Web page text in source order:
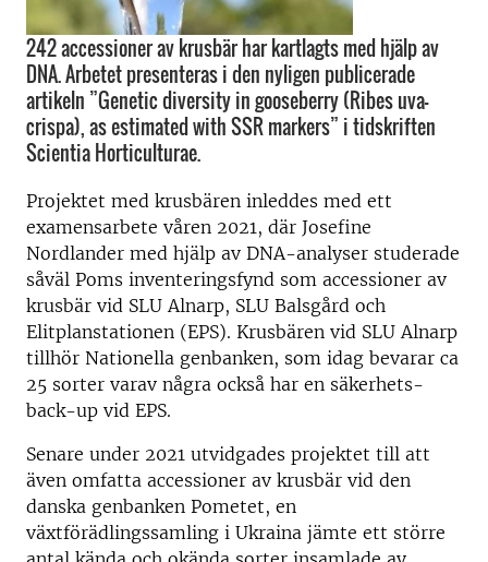
242 accessioner av krusbär har kartlagts med hjälp av
DNA. Arbetet presenteras i den nyligen publicerade
artikeln ”Genetic diversity in gooseberry (Ribes uva-
crispa), as estimated with SSR markers” i tidskriften
Scientia Horticulturae.
Projektet med krusbären inleddes med ett
examensarbete våren 2021, där Josefine
Nordlander med hjälp av DNA-analyser studerade
såväl Poms inventeringsfynd som accessioner av
krusbär vid SLU Alnarp, SLU Balsgård och
Elitplanstationen (EPS). Krusbären vid SLU Alnarp
tillhör Nationella genbanken, som idag bevarar ca
25 sorter varav några också har en säkerhets-
back-up vid EPS.
Senare under 2021 utvidgades projektet till att
även omfatta accessioner av krusbär vid den
danska genbanken Pometet, en
växtförädlingssamling i Ukraina jämte ett större